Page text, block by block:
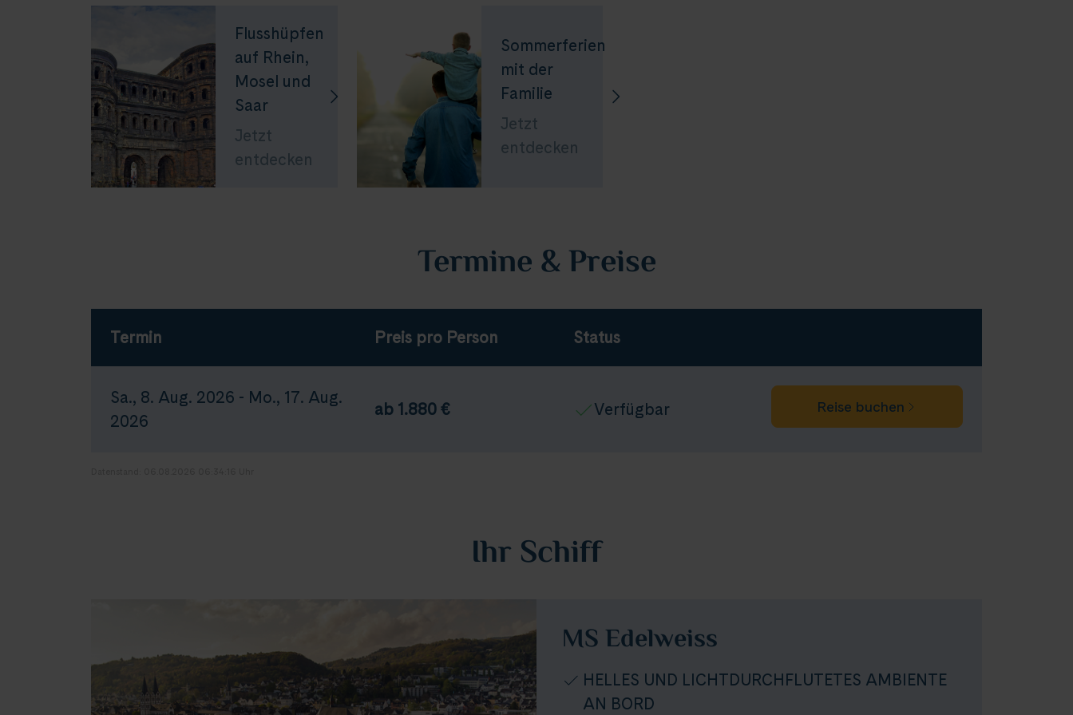
Flusshüpfen
auf Rhein,
Mosel und
Saar
Jetzt
entdecken
Sommerferien
mit der
Familie
Jetzt
entdecken
Termine & Preise
Termin Preis pro Person Status
Sa., 8. Aug. 2026 - Mo., 17. Aug.
2026
ab 1.880 € Verfügbar Reise buchen
Ihr Schiff
MS Edelweiss
HELLES UND LICHTDURCHFLUTETES AMBIENTE
AN BORD